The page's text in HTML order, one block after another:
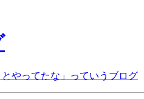
とやってたな」っていうブログ